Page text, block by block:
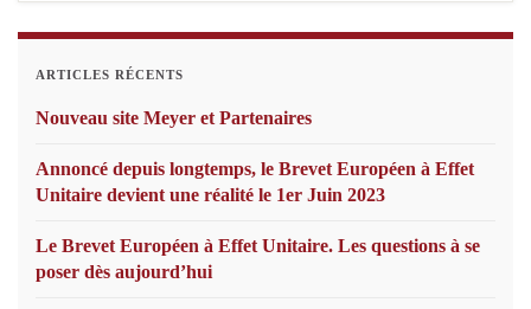
ARTICLES RÉCENTS
Nouveau site Meyer et Partenaires
Annoncé depuis longtemps, le Brevet Européen à Effet
Unitaire devient une réalité le 1er Juin 2023
Le Brevet Européen à Effet Unitaire. Les questions à se
poser dès aujourd’hui